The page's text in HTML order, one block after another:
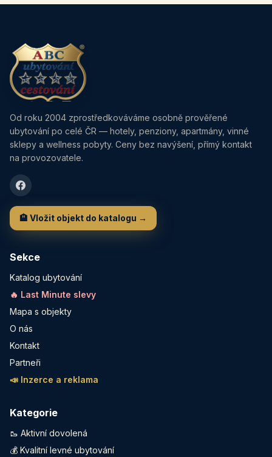
Od roku 2004 zprostředkováváme osobně prověřené
ubytování po celé ČR — hotely, penziony, apartmány, vinné
sklepy a wellness pobyty. Ceny bez navýšení, přímý kontakt
na provozovatele.
🏨 Vložit objekt do katalogu →
Sekce
Katalog ubytování
🔥 Last Minute slevy
Mapa s objekty
O nás
Kontakt
Partneři
📣 Inzerce a reklama
Kategorie
🥾 Aktivní dovolená
💰 Kvalitní levné ubytování